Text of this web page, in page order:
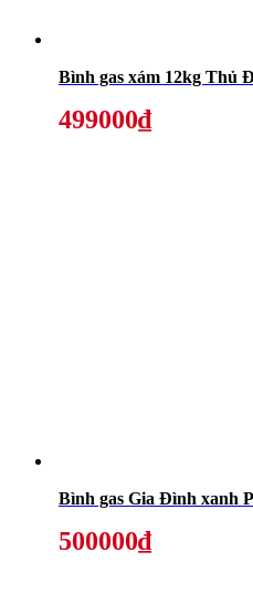
Bình gas xám 12kg Thủ
499000₫
Bình gas Gia Đình xanh
500000₫